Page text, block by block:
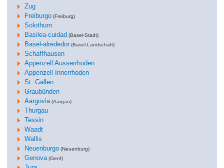
Zug
Freiburgo (Freiburg)
Solothurn
Basilea-cuidad (Basel-Stadt)
Basel-alrededor (Basel-Landschaft)
Schaffhausen
Appenzell Ausserrhoden
Appenzell Innerrhoden
St. Gallen
Graubünden
Aargovia (Aargau)
Thurgau
Tessin
Waadt
Wallis
Neuenburgo (Neuenburg)
Genova (Genf)